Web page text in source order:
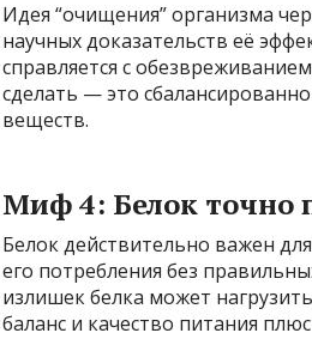
Идея “очищения” организма
научных доказательств её
справляется с
сделать — это
веществ.
Миф 4: Белок
Белок действительно важен
его потребления без
излишек белка может
баланс и качество питания